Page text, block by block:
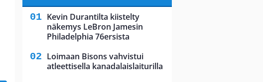
Kevin Durantilta kiistelty
näkemys LeBron Jamesin
Philadelphia 76ersista
Loimaan Bisons vahvistui
atleettisella kanadalaislaiturilla